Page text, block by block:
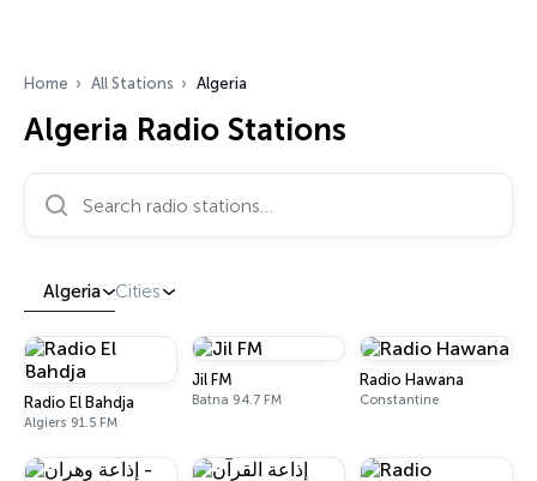
Home All Stations Algeria
Algeria Radio Stations
Search radio stations…
Algeria Cities
Radio El Bahdja
Algiers 91.5 FM
Jil FM
Batna 94.7 FM
Radio Hawana
Constantine